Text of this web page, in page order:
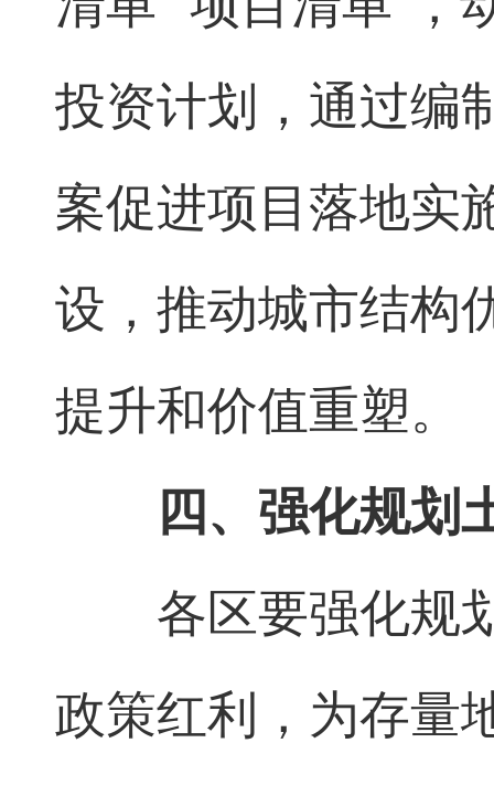
投资计划，通过编
案促进项目落地实
设， 推动城市结构
提升和价值重塑。
四、强化规划
各区要强化规
政策红利，为存量